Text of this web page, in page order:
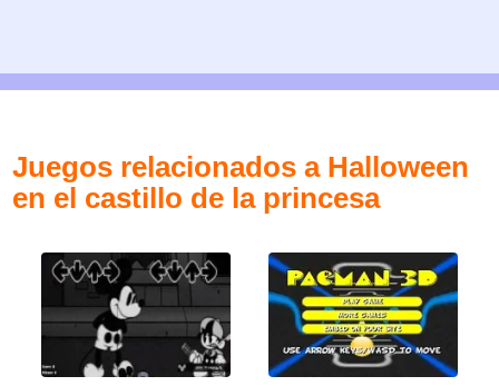
Juegos relacionados a Halloween
en el castillo de la princesa